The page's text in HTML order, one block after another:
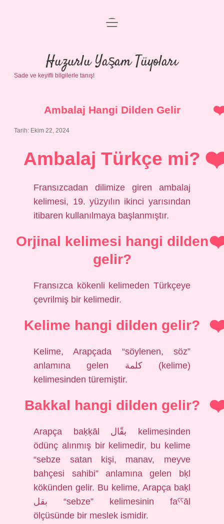
Anasayfa
Gizlilik Politikası
Yasal Uyarı
menüyü
Huzurlu Yaşam Tüyoları
Sade ve keyifli bilgilerle tanış!
Ambalaj Hangi Dilden Gelir
Tarih: Ekim 22, 2024
Ambalaj Türkçe mi?
Fransızcadan dilimize giren ambalaj
kelimesi, 19. yüzyılın ikinci yarısından
itibaren kullanılmaya başlanmıştır.
Orjinal kelimesi hangi dilden
gelir?
Fransızca kökenli kelimeden Türkçeye
çevrilmiş bir kelimedir.
Kelime hangi dilden gelir?
Kelime, Arapçada “söylenen, söz”
anlamına gelen كلمة (kelime)
kelimesinden türemiştir.
Bakkal hangi dilden gelir?
Arapça baḳḳāl بقّال kelimesinden
ödünç alınmış bir kelimedir, bu kelime
“sebze satan kişi, manav, meyve
bahçesi sahibi” anlamına gelen bḳl
kökünden gelir. Bu kelime, Arapça baḳl
بقل “sebze” kelimesinin faˁˁāl
ölçüsünde bir meslek ismidir.